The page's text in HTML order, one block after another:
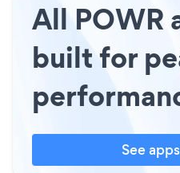
All POWR
built for
See